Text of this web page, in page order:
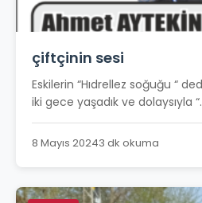
çiftçinin sesi
Eskilerin “Hıdrellez soğuğu “
iki gece yaşadık ve dolaysıyla
8 Mayıs 20243 dk okuma